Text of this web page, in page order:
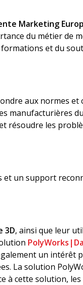
Marketing
du métier de
et du
aux normes
manufacturières
résoudre les
un support
3D, ainsi que leur
un intérêt
La solution
à cette solution,